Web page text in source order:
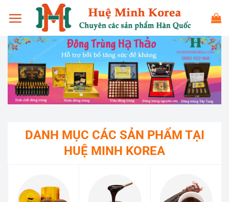
qua
nội
dung
DANH MỤC CÁC SẢN PHẨM TẠI
HUỆ MINH KOREA